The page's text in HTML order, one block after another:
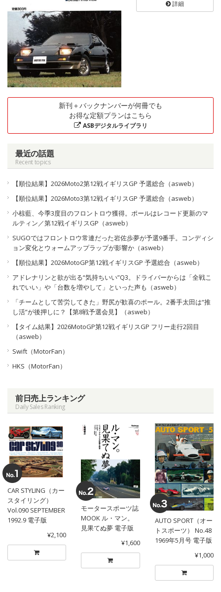
詳細
新刊＋バックナンバーが何冊でも
お得な定額プランはこちら
ASBデジタルライブラリ
最近の話題
Recent topics
【順位結果】2026Moto2第12戦イギリスGP 予選総合（asweb）
【順位結果】2026Moto3第12戦イギリスGP 予選総合（asweb）
小椋藍、今季3度目のフロントロウ獲得。ポールはレコード更新のマ
ルティン／第12戦イギリスGP（asweb）
SUGOではフロントロウ常連だった岩佐歩夢が予選9番手。コンディシ
ョン変化とウォームアップラップが影響か（asweb）
【順位結果】2026MotoGP第12戦イギリスGP 予選総合（asweb）
アドレナリンと欲が出る“気持ちいい”Q3。ドライバーからは「全戦こ
れでいい」や「台数を増やして」といった声も（asweb）
「チームとして苦労してきた」野尻が歓喜のポール。2番手太田は“推
し活”が後押しに？【第8戦予選会見】（asweb）
【タイム結果】2026MotoGP第12戦イギリスGP フリー走行2回目
（asweb）
Swift（MotorFan）
HKS（MotorFan）
前日売上ランキング
Daily Sales Ranking
CAR STYLING（カー
スタイリング）
Vol.090 SEPTEMBER
1992.9 電子版
¥2,100
モータースポーツ誌
MOOK ル・マン。
見果てぬ夢 電子版
¥1,600
AUTO SPORT（オー
トスポーツ） No.48
1969年5月号 電子版
¥1,000